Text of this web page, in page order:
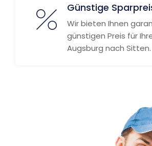
Günstige
Wir bieten Ihnen
günstigen Preis für
Augsburg nach Sitten.